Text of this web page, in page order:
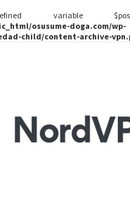
variable
osusume-doga.com/wp-
child/content-archive-